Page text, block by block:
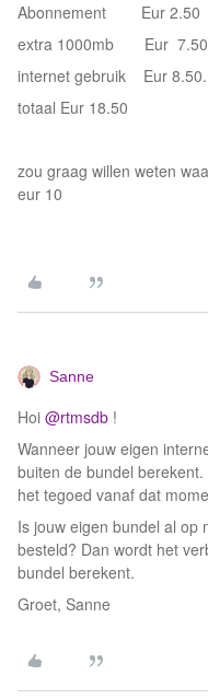
Abonnement Eur 2.50
extra 1000mb Eur 7.50
internet gebruik Eur
totaal Eur 18.50
zou graag willen weten
eur 10
Sanne
Hoi @rtmsdb !
Wanneer jouw eigen
buiten de bundel
het tegoed vanaf dat
Is jouw eigen bundel al op
besteld? Dan wordt het
bundel berekent.
Groet, Sanne